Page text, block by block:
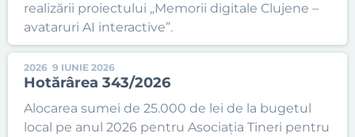
realizării proiectului „Memorii digitale Clujene –
avataruri AI interactive”.
2026 9 IUNIE 2026
Hotărârea 343/2026
Alocarea sumei de 25.000 de lei de la bugetul
local pe anul 2026 pentru Asociația Tineri pentru